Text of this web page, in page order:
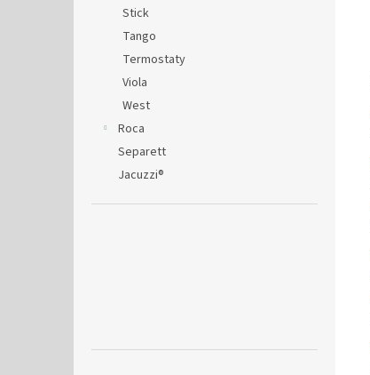
Stick
Tango
Termostaty
Viola
West
Roca
Separett
Jacuzzi®